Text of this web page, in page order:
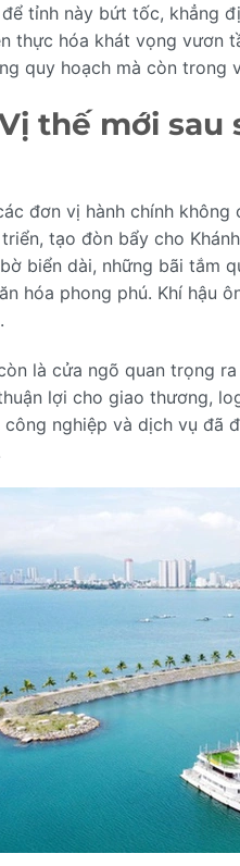
tỉnh này bứt tốc, khẳng
thực hóa khát vọng vươn
quy hoạch mà còn trong
thế mới
đơn vị hành chính
tạo đòn bẩy cho
biển dài, những bãi tắm
hóa phong phú. Khí hậu
là cửa ngõ quan trọng
lợi cho giao thương,
nghiệp và dịch vụ đã